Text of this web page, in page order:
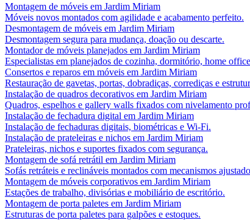
Montagem de móveis em Jardim Miriam
Móveis novos montados com agilidade e acabamento perfeito.
Desmontagem de móveis em Jardim Miriam
Desmontagem segura para mudança, doação ou descarte.
Montador de móveis planejados em Jardim Miriam
Especialistas em planejados de cozinha, dormitório, home
Consertos e reparos em móveis em Jardim Miriam
Restauração de gavetas, portas, dobradiças, corrediças e
Instalação de quadros decorativos em Jardim Miriam
Quadros, espelhos e gallery walls fixados com nivelamento
Instalação de fechadura digital em Jardim Miriam
Instalação de fechaduras digitais, biométricas e Wi-Fi.
Instalação de prateleiras e nichos em Jardim Miriam
Prateleiras, nichos e suportes fixados com segurança.
Montagem de sofá retrátil em Jardim Miriam
Sofás retráteis e reclináveis montados com mecanismos
Montagem de móveis corporativos em Jardim Miriam
Estações de trabalho, divisórias e mobiliário de escritório.
Montagem de porta paletes em Jardim Miriam
Estruturas de porta paletes para galpões e estoques.